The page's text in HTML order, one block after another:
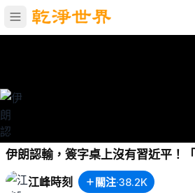
伊朗認輸，簽字桌上沒有習近平！
沒，中國進口伊朗油暴跌至零、經
北京抓捕美籍緬甸學者，專為敏昂
江峰時刻 關注·38.2K